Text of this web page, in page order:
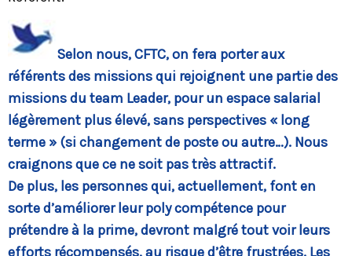
Selon nous, CFTC, on fera porter aux
référents des missions qui rejoignent une partie des
missions du team Leader, pour un espace salarial
légèrement plus élevé, sans perspectives « long
terme » (si changement de poste ou autre…). Nous
craignons que ce ne soit pas très attractif.
De plus, les personnes qui, actuellement, font en
sorte d’améliorer leur poly compétence pour
prétendre à la prime, devront malgré tout voir leurs
efforts récompensés, au risque d’être frustrées. Les